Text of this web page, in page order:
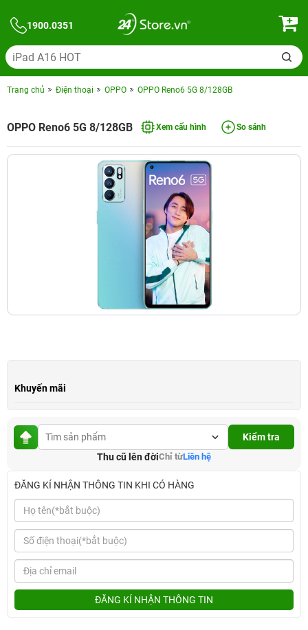
1900.0351
Trang chủ Điện thoại OPPO OPPO Reno6 5G 8/128GB
OPPO Reno6 5G 8/128GB Xem cấu hình So sánh
Khuyến mãi
Kiểm tra
Thu cũ lên đờiChỉ từLiên hệ
ĐĂNG KÍ NHẬN THÔNG TIN KHI CÓ HÀNG
ĐĂNG KÍ NHẬN THÔNG TIN